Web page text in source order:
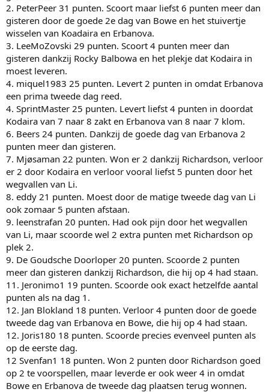
2. PeterPeer 31 punten. Scoort maar liefst 6 punten meer dan
gisteren door de goede 2e dag van Bowe en het stuivertje
wisselen van Koadaira en Erbanova.
3. LeeMoZovski 29 punten. Scoort 4 punten meer dan
gisteren dankzij Rocky Balbowa en het plekje dat Kodaira in
moest leveren.
4. miquel1983 25 punten. Levert 2 punten in omdat Erbanova
een prima tweede dag reed.
4. SprintMaster 25 punten. Levert liefst 4 punten in doordat
Kodaira van 7 naar 8 zakt en Erbanova van 8 naar 7 klom.
6. Beers 24 punten. Dankzij de goede dag van Erbanova 2
punten meer dan gisteren.
7. Mjøsaman 22 punten. Won er 2 dankzij Richardson, verloor
er 2 door Kodaira en verloor vooral liefst 5 punten door het
wegvallen van Li.
8. eddy 21 punten. Moest door de matige tweede dag van Li
ook zomaar 5 punten afstaan.
9. leenstrafan 20 punten. Had ook pijn door het wegvallen
van Li, maar scoorde wel 2 extra punten met Richardson op
plek 2.
9. De Goudsche Doorloper 20 punten. Scoorde 2 punten
meer dan gisteren dankzij Richardson, die hij op 4 had staan.
11. Jeronimo1 19 punten. Scoorde ook exact hetzelfde aantal
punten als na dag 1.
12. Jan Blokland 18 punten. Verloor 4 punten door de goede
tweede dag van Erbanova en Bowe, die hij op 4 had staan.
12. Joris180 18 punten. Scoorde precies evenveel punten als
op de eerste dag.
12 Svenfan1 18 punten. Won 2 punten door Richardson goed
op 2 te voorspellen, maar leverde er ook weer 4 in omdat
Bowe en Erbanova de tweede dag plaatsen terug wonnen.